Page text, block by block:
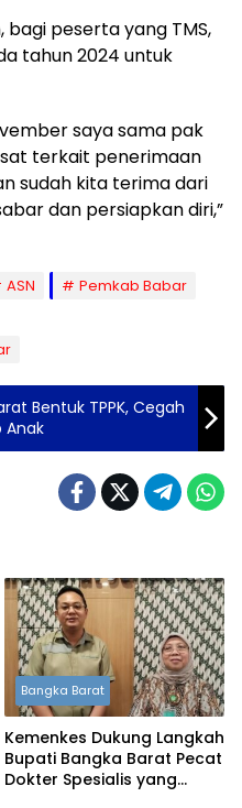
peserta yang TMS,
tahun 2024 untuk
saya sama pak
terkait penerimaan
sudah kita terima dari
dan persiapkan diri,”
ASN
Pemkab Babar
Bentuk TPPK, Cegah
Anak
Bangka Barat
Kemenkes Dukung Langkah
Bupati Bangka Barat Pecat
Dokter Spesialis yang